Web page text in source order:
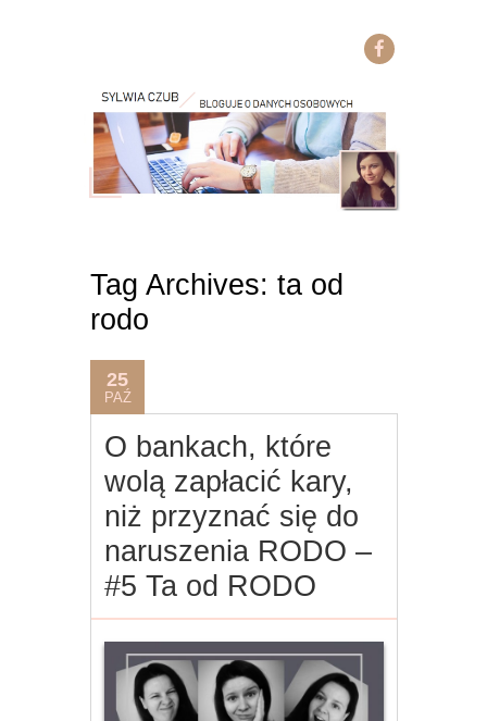
Tag Archives: ta od
rodo
25
PAŹ
O bankach, które
wolą zapłacić kary,
niż przyznać się do
naruszenia RODO –
#5 Ta od RODO